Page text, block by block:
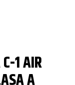
1 AIR